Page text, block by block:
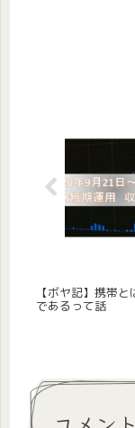
【ボヤ記】携帯
であるって話